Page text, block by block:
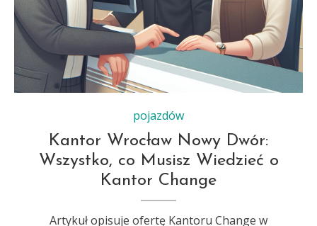
pojazdów
Kantor Wrocław Nowy Dwór:
Wszystko, co Musisz Wiedzieć o
Kantor Change
Artykuł opisuje ofertę Kantoru Change w